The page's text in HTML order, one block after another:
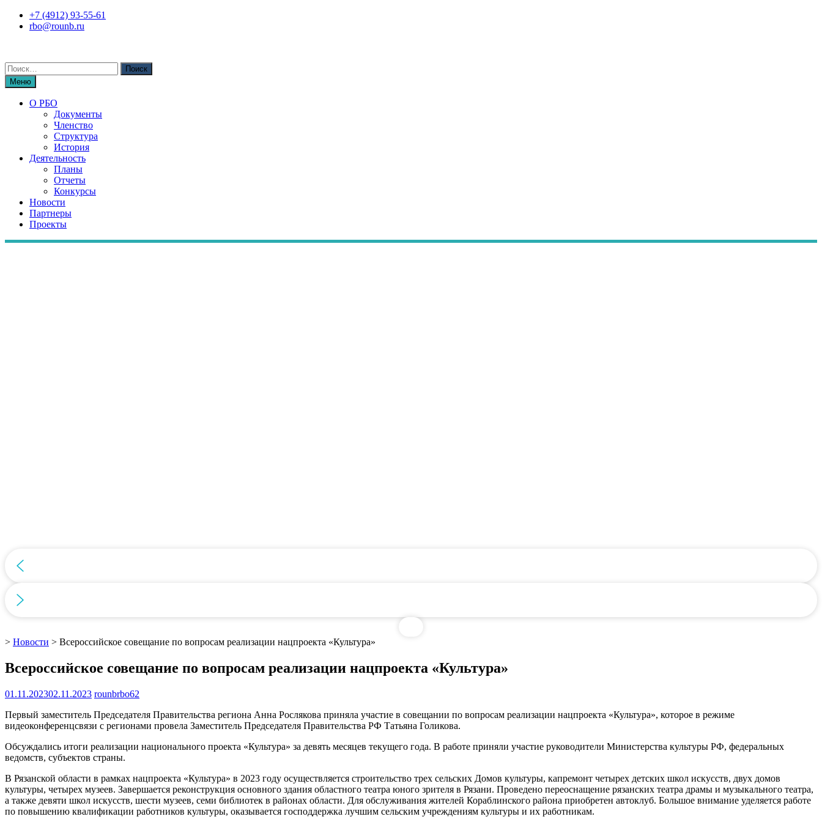
Перейти+7 (4912) 93-55-61
rbo@rounb.ru
Поиск
по:Меню
О РБО
Документы
Членство
Структура
История
Деятельность
Планы
Отчеты
Конкурсы
Новости
Партнеры
Проекты
> Новости > Всероссийское совещание по вопросам реализации нацпроекта «Культура»
Всероссийское совещание по вопросам реализации нацпроекта «Культура»
01.11.202302.11.2023 rounbrbo62
Первый заместитель Председателя Правительства региона Анна Рослякова приняла участие в совещании по вопросам реализации нацпроекта «Культура», которое в режиме
видеоконференцсвязи с регионами провела Заместитель Председателя Правительства РФ Татьяна Голикова.
Обсуждались итоги реализации национального проекта «Культура» за девять месяцев текущего года. В работе приняли участие руководители Министерства культуры РФ, федеральных
ведомств, субъектов страны.
В Рязанской области в рамках нацпроекта «Культура» в 2023 году осуществляется строительство трех сельских Домов культуры, капремонт четырех детских школ искусств, двух домов
культуры, четырех музеев. Завершается реконструкция основного здания областного театра юного зрителя в Рязани. Проведено переоснащение рязанских театра драмы и музыкального театра,
а также девяти школ искусств, шести музеев, семи библиотек в районах области. Для обслуживания жителей Кораблинского района приобретен автоклуб. Большое внимание уделяется работе
по повышению квалификации работников культуры, оказывается господдержка лучшим сельским учреждениям культуры и их работникам.